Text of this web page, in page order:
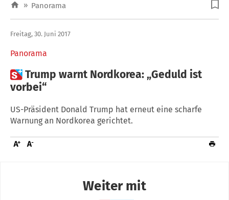
» Panorama
Panorama
Freitag, 30. Juni 2017
Trump warnt Nordkorea: „Geduld ist
vorbei“
US-Präsident Donald Trump hat erneut eine scharfe
Warnung an Nordkorea gerichtet.